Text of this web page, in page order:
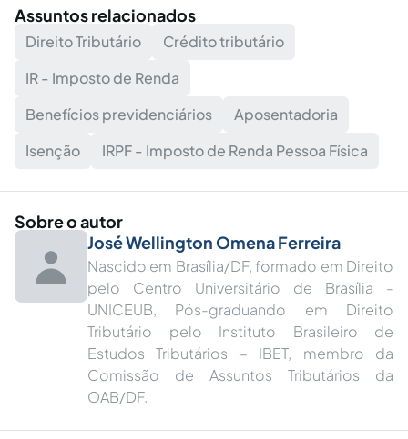
Assuntos relacionados
Direito Tributário
Crédito tributário
IR - Imposto de Renda
Benefícios previdenciários
Aposentadoria
Isenção
IRPF - Imposto de Renda Pessoa Física
Sobre o autor
José Wellington Omena Ferreira
Nascido em Brasília/DF, formado em Direito
pelo Centro Universitário de Brasília -
UNICEUB, Pós-graduando em Direito
Tributário pelo Instituto Brasileiro de
Estudos Tributários – IBET, membro da
Comissão de Assuntos Tributários da
OAB/DF.